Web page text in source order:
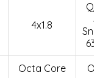
4x1.8
Octa Core